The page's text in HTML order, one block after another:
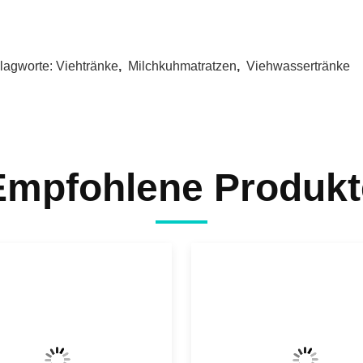
Viehtränke, Milchkuhmatratzen, Viehwassertränke